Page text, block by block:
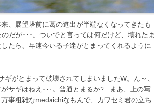
、展望塔前に葛の進出が半端なくなってきたも
だが･･･。ついでと言っては何だけど、壊れたま
たら、早速今いる子達がとまってくれるように
がとまって破壊されてしまいましたW。ん～、
サギはねえ･･･。普通とまるか? まあ、上の写
事粗雑なmedaichiなもんで、カワセミ君の立ち